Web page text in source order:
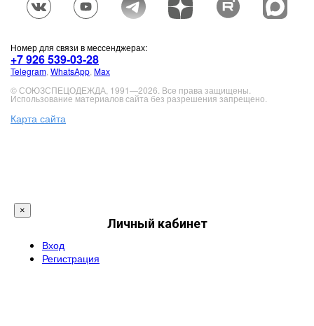
Номер для связи в мессенджерах:
+7 926 539-03-28
Telegram WhatsApp Max
© СОЮЗСПЕЦОДЕЖДА, 1991—2026. Все права защищены.
Использование материалов сайта без разрешения запрещено.
Карта сайта
×
Личный кабинет
Вход
Регистрация